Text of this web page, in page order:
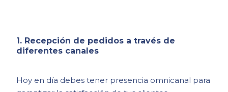
1. Recepción de pedidos a través de
diferentes canales
Hoy en día debes tener presencia omnicanal para